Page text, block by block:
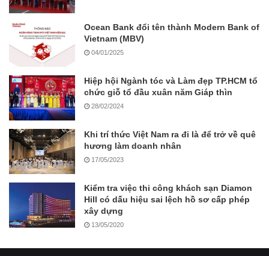
Ocean Bank đổi tên thành Modern Bank of
Vietnam (MBV)
04/01/2025
Hiệp hội Ngành tóc và Làm đẹp TP.HCM tổ
chức giỗ tổ đầu xuân năm Giáp thìn
28/02/2024
Khi trí thức Việt Nam ra đi là để trở về quê
hương làm doanh nhân
17/05/2023
Kiểm tra việc thi công khách sạn Diamon
Hill có dấu hiệu sai lệch hồ sơ cấp phép
xây dựng
13/05/2020